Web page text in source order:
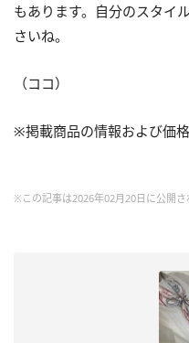
もあります。自分のスタイ
さいね。
（ココ）
※掲載商品の情報および価
※この記事は2026年02月20日に公開さ